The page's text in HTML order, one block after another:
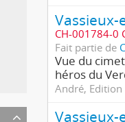
CH-001784-0
Fait partie de
Vue du
héros du
André,